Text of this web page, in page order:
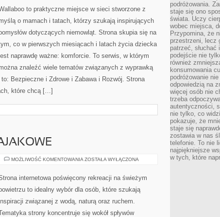
to praktyczne miejsce w sieci stworzone z
o mamach i tatach, którzy szukają inspirujących
dotyczących niemowląt. Strona skupia się na
co w pierwszych miesiącach i latach życia dziecka
naprawdę ważne: komforcie. To serwis, w którym
znaleźć wiele tematów związanych z wyprawką
Bezpieczne i Zdrowe i Zabawa i Rozwój. Strona
które chcą […]
MOŻLIWOŚĆ KOMENTOWANIA KAJAKI
KAJAKOWE
ZOSTAŁA WYŁĄCZONA
internetowa poświęcony rekreacji na świeżym
to idealny wybór dla osób, które szukają
związanej z wodą, naturą oraz ruchem.
strony koncentruje się wokół spływów
podróżowania.
staje się ono
świata. Uczy
wobec miejsca,
Przypomina, że
przestrzeni, lecz
patrzeć,
podejście nie
również
konsumowania
podróżowanie
odpowiedzią na
więcej osób nie
trzeba
autentyczności,
nie tylko, co
pokazuje, że
staje się
zostawia w nas
telefonie. To nie
najpiękniejsze
w tych, które